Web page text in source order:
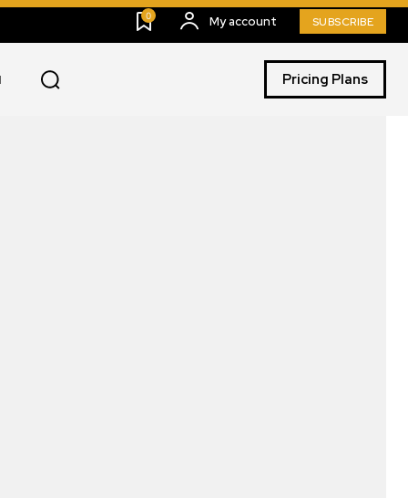
0 My account SUBSCRIBE
Pricing Plans